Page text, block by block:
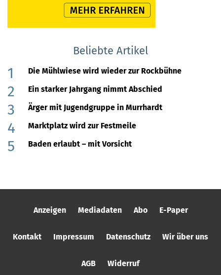
Beliebte Artikel
Die Mühlwiese wird wieder zur Rockbühne
Ein starker Jahrgang nimmt Abschied
Ärger mit Jugendgruppe in Murrhardt
Marktplatz wird zur Festmeile
Baden erlaubt – mit Vorsicht
Anzeigen Mediadaten Abo E-Paper
Kontakt Impressum Datenschutz Wir über uns
AGB Widerruf